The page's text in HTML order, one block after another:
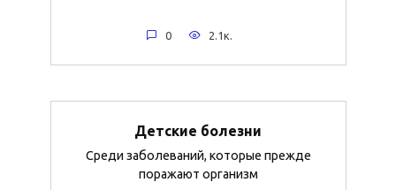
0 2.1к.
Детские болезни
Среди заболеваний, которые прежде
поражают организм